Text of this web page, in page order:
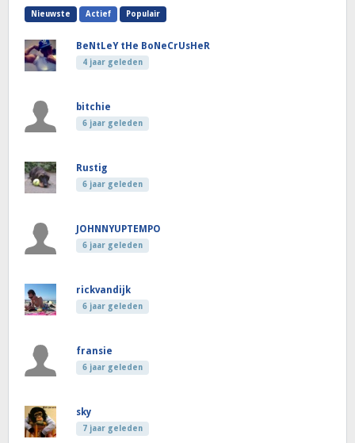
Nieuwste Actief Populair
BeNtLeY tHe BoNeCrUsHeR
4 jaar geleden
bitchie
6 jaar geleden
Rustig
6 jaar geleden
JOHNNYUPTEMPO
6 jaar geleden
rickvandijk
6 jaar geleden
fransie
6 jaar geleden
sky
7 jaar geleden